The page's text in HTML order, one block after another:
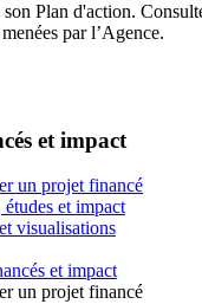
son Plan d'action.
par l’Agence.
et impact
un projet financé
et impact
visualisations
et impact
un projet financé